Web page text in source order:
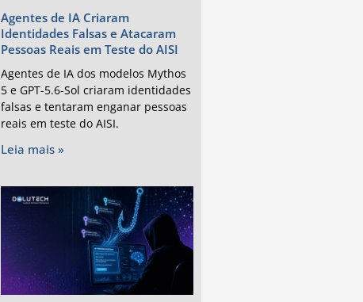
Agentes de IA Criaram
Identidades Falsas e Atacaram
Pessoas Reais em Teste do AISI
Agentes de IA dos modelos Mythos
5 e GPT-5.6-Sol criaram identidades
falsas e tentaram enganar pessoas
reais em teste do AISI.
Leia mais »